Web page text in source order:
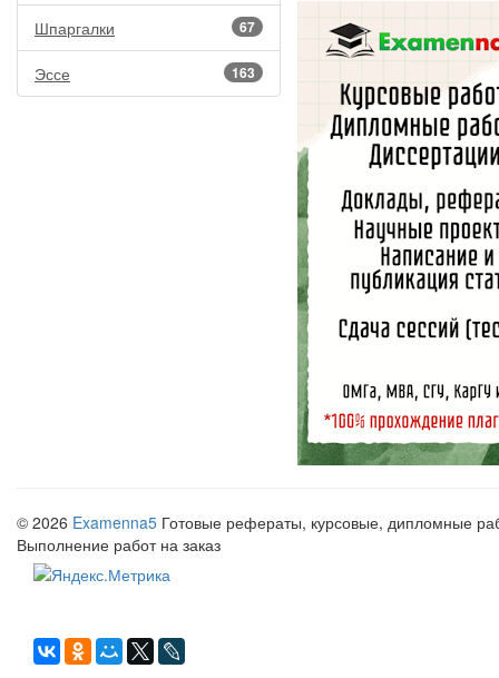
67
Шпаргалки
163
Эссе
© 2026 Examenna5 Готовые рефераты, курсовые, дипломные
Выполнение работ на заказ